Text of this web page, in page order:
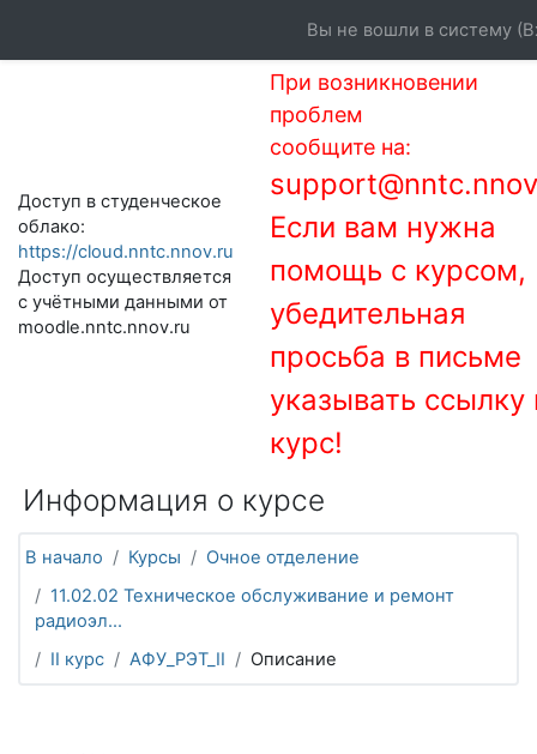
Доступ в студенческое
облако:
https://cloud.nntc.nnov.ru
Доступ осуществляется
с учётными данными от
moodle.nntc.nnov.ru
При возникновении
проблем
сообщите на:
Если вам нужна
помощь с курсом,
убедительная
просьба в письме
указывать ссылку
курс!
Вы не вошли в систему (
Информация о курсе
В начало Курсы
Очное отделение
11.02.02 Техническое обслуживание и ремонт
радиоэл...
II курс
АФУ_РЭТ_II Описание